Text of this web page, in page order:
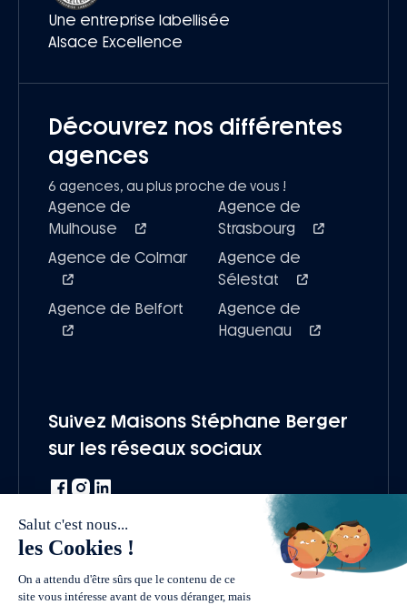
Une entreprise labellisée
Alsace Excellence
Découvrez nos différentes
agences
6 agences, au plus proche de vous !
Agence de
Mulhouse
Agence de
Strasbourg
Agence de Colmar
Agence de
Sélestat
Agence de Belfort
Agence de
Haguenau
Suivez Maisons Stéphane Berger
sur les réseaux sociaux
Une marque du groupe Vivialys